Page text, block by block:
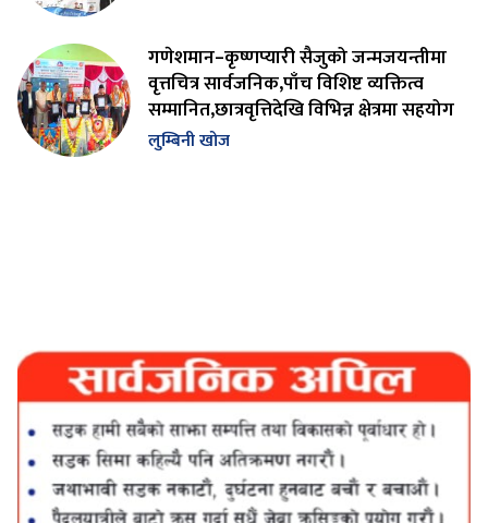
गणेशमान–कृष्णप्यारी सैजुको जन्मजयन्तीमा
वृत्तचित्र सार्वजनिक,पाँच विशिष्ट व्यक्तित्व
सम्मानित,छात्रवृत्तिदेखि विभिन्न क्षेत्रमा सहयोग
लुम्बिनी खोज